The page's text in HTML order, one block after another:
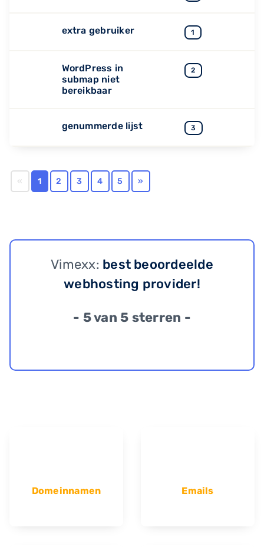
extra gebruiker 1
WordPress in
submap niet
bereikbaar
2
genummerde lijst 3
« 1 2 3 4 5 »
Vimexx: best beoordeelde
webhosting provider!
- 5 van 5 sterren -
Domeinnamen Emails